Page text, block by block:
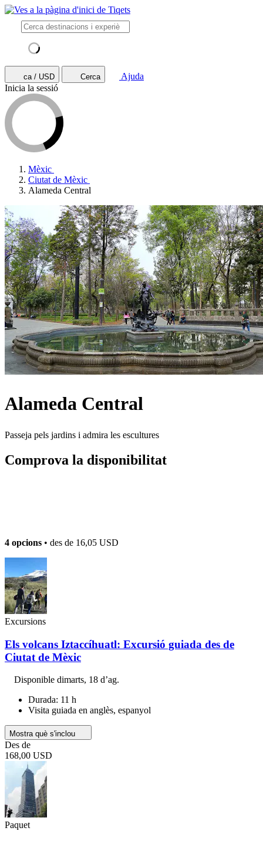
ca / USD Cerca
Ajuda
Inicia la sessió
Mèxic
Ciutat de Mèxic
Alameda Central
Alameda Central
Passeja pels jardins i admira les escultures
Comprova la disponibilitat
4 opcions • des de 16,05 USD
Excursions
Els volcans Iztaccíhuatl: Excursió guiada des de
Ciutat de Mèxic
Disponible dimarts, 18 d’ag.
Durada: 11 h
Visita guiada en anglès, espanyol
Mostra què s'inclou
Des de
168,00 USD
Paquet